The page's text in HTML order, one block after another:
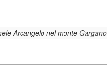
Arcangelo nel monte Gargano